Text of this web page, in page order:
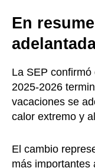
En
La SEP
2025-2026
vacaciones se
calor extremo y
El cambio
más importantes